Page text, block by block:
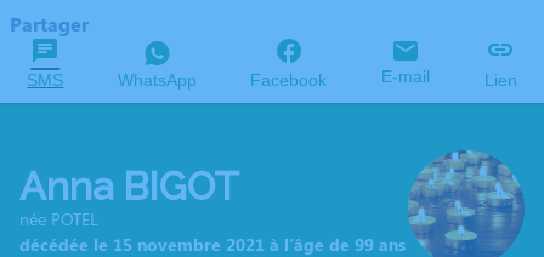
Partager
SMS WhatsApp Facebook E-mail Lien
Anna BIGOT
née POTEL
décédée le 15 novembre 2021 à l'âge de 99 ans